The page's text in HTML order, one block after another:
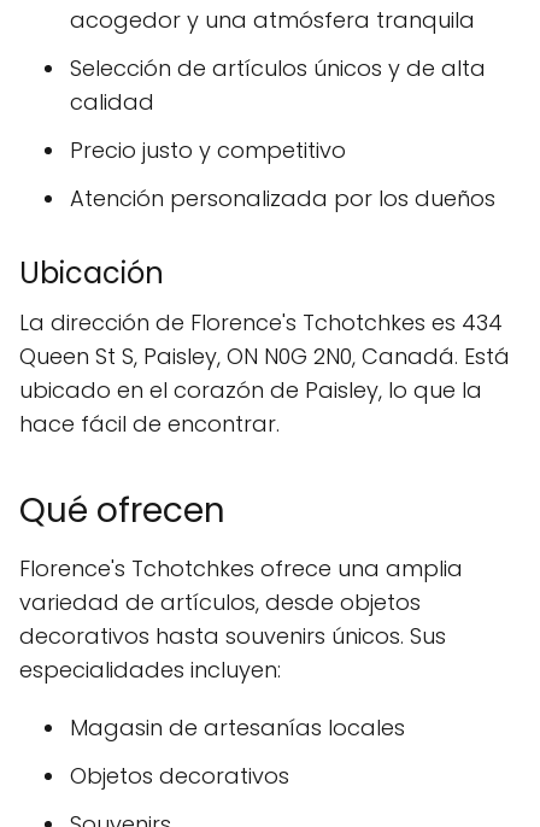
acogedor y una atmósfera tranquila
Selección de artículos únicos y de alta
calidad
Precio justo y competitivo
Atención personalizada por los dueños
Ubicación
La dirección de Florence's Tchotchkes es 434
Queen St S, Paisley, ON N0G 2N0, Canadá. Está
ubicado en el corazón de Paisley, lo que la
hace fácil de encontrar.
Qué ofrecen
Florence's Tchotchkes ofrece una amplia
variedad de artículos, desde objetos
decorativos hasta souvenirs únicos. Sus
especialidades incluyen:
Magasin de artesanías locales
Objetos decorativos